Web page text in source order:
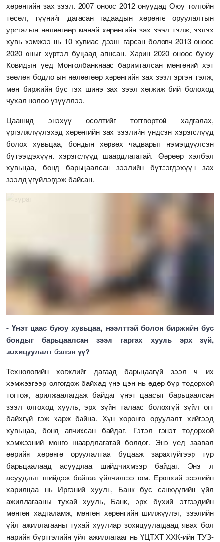
хөрөнгийн зах зээл. 2007 оноос 2012 онуудад Оюу толгойн
төсөл, түүнийг дагасан гадаадын хөрөнгө оруулалтын
урсгалын нөлөөгөөр манай хөрөнгийн зах зээл тэлж, эзлэх
хувь хэмжээ нь 10 хувиас дээш гарсан боловч 2013 оноос
2020 оныг хүртэл буцаад агшсан. Харин 2020 оноос буюу
Ковидын үед Монголбанкнаас баримталсан мөнгөний хэт
зөөлөн бодлогын нөлөөгөөр хөрөнгийн зах зээл эргэн тэлж,
мөн биржийн бус гэх шинэ зах зээл хөгжиж бий болоход
чухал нөлөө үзүүллээ.
Цаашид энэхүү өсөлтийг тогтвортой хадгалах,
үргэлжлүүлэхэд хөрөнгийн зах зээлийн үндсэн хэрэгслүүд
болох хувьцаа, бондын хөрвөх чадварыг нэмэгдүүлсэн
бүтээгдэхүүн, хэрэгслүүд шаардлагатай. Өөрөөр хэлбэл
хувьцаа, бонд барьцаалсан зээлийн бүтээгдэхүүн зах
зээлд үгүйлэгдэж байсан.
- Үнэт цаас буюу хувьцаа, нээлттэй болон биржийн бус
бондыг барьцаалсан зээл гаргах хууль эрх зүй,
зохицуулалт бэлэн үү?
Технологийн хөгжлийг дагаад барьцаагүй зээл ч их
хэмжээгээр олгогдож байхад үнэ цэн нь өдөр бүр тодорхой
тогтож, арилжаалагдаж байдаг үнэт цаасыг барьцаалсан
зээл олгоход хууль, эрх зүйн талаас болохгүй зүйл огт
байхгүй гэж харж байна. Хүн хөрөнгө оруулалт хийгээд
хувьцаа, бонд авчихсан байдаг. Гэтэл гэнэт тодорхой
хэмжээний мөнгө шаардлагатай болдог. Энэ үед заавал
өөрийн хөрөнгө оруулалтаа буцааж зарахгүйгээр түр
барьцаалаад асуудлаа шийдчихмээр байдаг. Энэ л
асуудлыг шийдэж байгаа үйлчилгээ юм. Ерөнхий зээлийн
харилцаа нь Иргэний хууль, Банк бус санхүүгийн үйл
ажиллагааны тухай хууль, Банк, эрх бүхий этгээдийн
мөнгөн хадгаламж, мөнгөн хөрөнгийн шилжүүлэг, зээлийн
үйл ажиллагааны тухай хуулиар зохицуулагдаад явах бол
нарийн бүртгэлийн үйл ажиллагааг нь ҮЦТХТ ХХК-ийн ТУЗ-